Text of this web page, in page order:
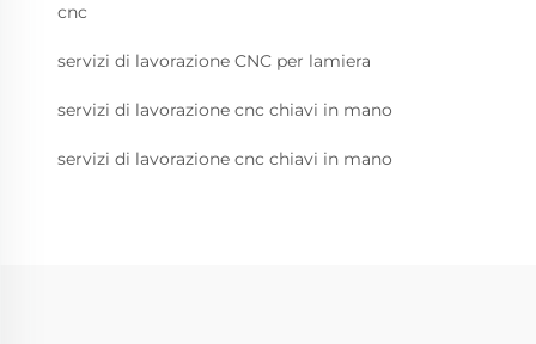
cnc
servizi di lavorazione CNC per lamiera
servizi di lavorazione cnc chiavi in mano
servizi di lavorazione cnc chiavi in mano